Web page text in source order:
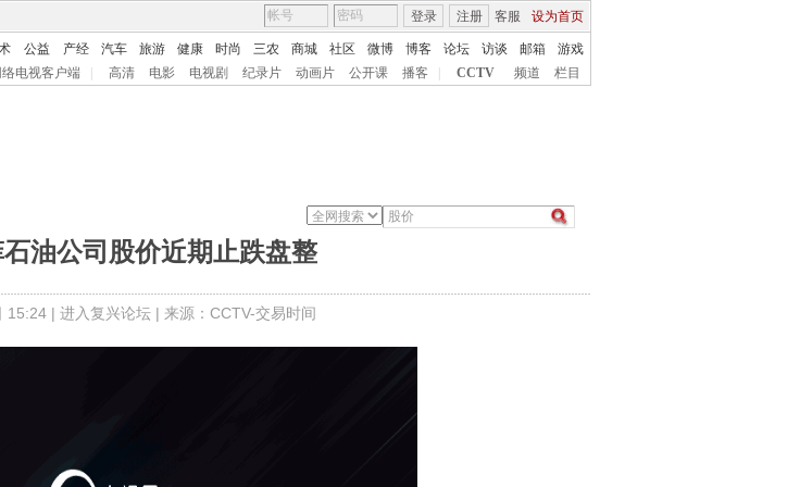
客服 设为首页
登录 注册
公益 产经 汽车 旅游 健康 时尚 三农 商城 社区 微博 博客 论坛 访谈 邮箱
游戏
络电视客户端 高清 电影 电视剧 纪录片 动画片 公开课 播客 CCTV 频道 栏目
油公司股价近期止跌盘整
15:24 | 进入复兴论坛 | 来源：CCTV-交易时间